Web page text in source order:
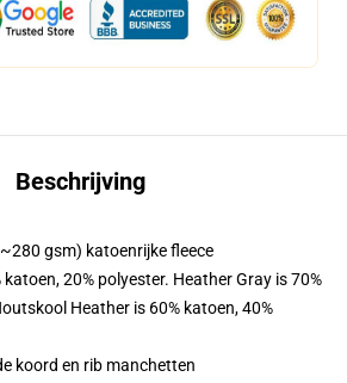
Beschrijving
gsm) katoenrijke fleece
20% polyester. Heather Gray is 70%
Heather is 60% katoen, 40%
koord en rib manchetten